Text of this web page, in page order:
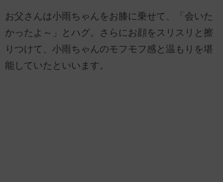
お父さんは小雨ちゃんをお膝に乗せて、「会いた
かったよ～」とハグ。さらにお顔をスリスリと擦
りつけて、小雨ちゃんのモフモフ感と温もりを堪
能していたといいます。